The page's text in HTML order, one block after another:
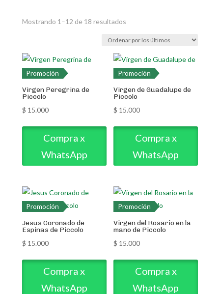
Mostrando 1–12 de 18 resultadosOrdenado
los
últimos
Promoción
Virgen Peregrina de
Piccolo
$ 15.000
Compra x
WhatsApp
Promoción
Virgen de Guadalupe de
Piccolo
$ 15.000
Compra x
WhatsApp
Promoción
Jesus Coronado de
Espinas de Piccolo
$ 15.000
Compra x
WhatsApp
Promoción
Virgen del Rosario en la
mano de Piccolo
$ 15.000
Compra x
WhatsApp